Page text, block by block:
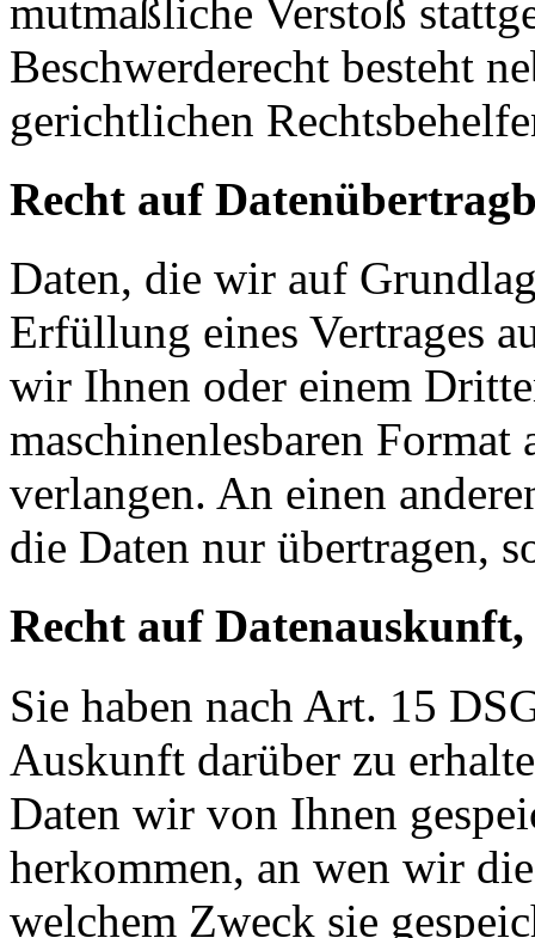
mutmaßliche Verstoß
Beschwerderecht besteht
gerichtlichen
Recht auf
Daten, die wir auf
Erfüllung eines Vertrages
wir Ihnen oder einem
maschinenlesbaren Format
verlangen. An einen
die Daten nur übertragen,
Recht auf
Sie haben nach Art. 15
Auskunft darüber zu
Daten wir von Ihnen
herkommen, an wen wir
welchem Zweck sie